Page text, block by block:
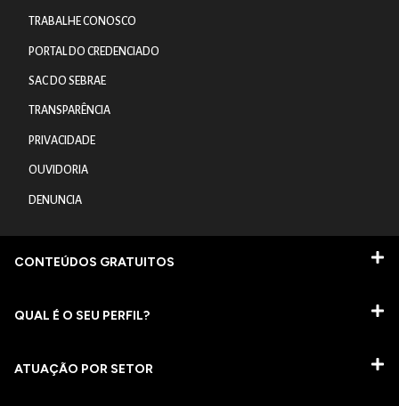
TRABALHE CONOSCO
PORTAL DO CREDENCIADO
SAC DO SEBRAE
TRANSPARÊNCIA
PRIVACIDADE
OUVIDORIA
DENUNCIA
CONTEÚDOS GRATUITOS
QUAL É O SEU PERFIL?
ATUAÇÃO POR SETOR